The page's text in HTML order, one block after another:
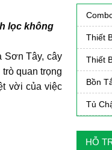
lọc không
Sơn Tây, cây
quan trọng
vời của việc
Thiết
Thiết
Bồn
Tủ
HỖ